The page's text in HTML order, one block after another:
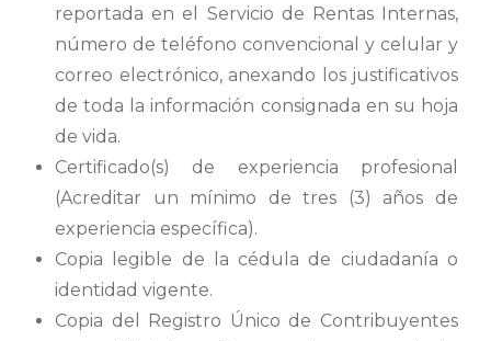
reportada en el Servicio de Rentas Internas,
número de teléfono convencional y celular y
correo electrónico, anexando los justificativos
de toda la información consignada en su hoja
de vida.
Certificado(s) de experiencia profesional
(Acreditar un mínimo de tres (3) años de
experiencia específica).
Copia legible de la cédula de ciudadanía o
identidad vigente.
Copia del Registro Único de Contribuyentes